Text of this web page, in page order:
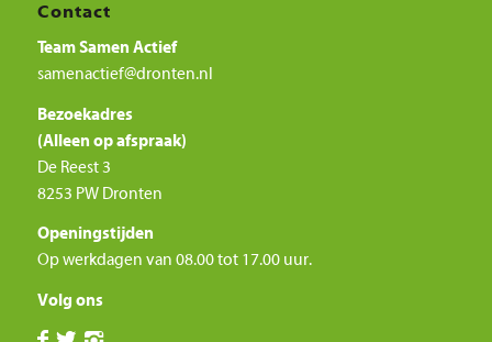
Contact
Team Samen Actief
samenactief@dronten.nl
Bezoekadres
(Alleen op afspraak)
De Reest 3
8253 PW Dronten
Openingstijden
Op werkdagen van 08.00 tot 17.00 uur.
Volg ons